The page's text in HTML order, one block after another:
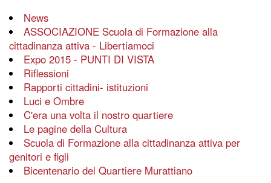
News
ASSOCIAZIONE Scuola di Formazione alla
cittadinanza attiva - Libertiamoci
Expo 2015 - PUNTI DI VISTA
Riflessioni
Rapporti cittadini- istituzioni
Luci e Ombre
C'era una volta il nostro quartiere
Le pagine della Cultura
Scuola di Formazione alla cittadinanza attiva per
genitori e figli
Bicentenario del Quartiere Murattiano